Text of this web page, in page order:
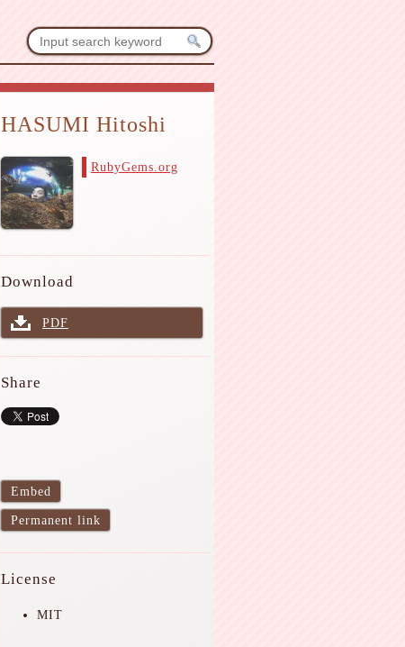
HASUMI Hitoshi
RubyGems.org
Download
PDF
Share
Embed
Permanent link
License
MIT